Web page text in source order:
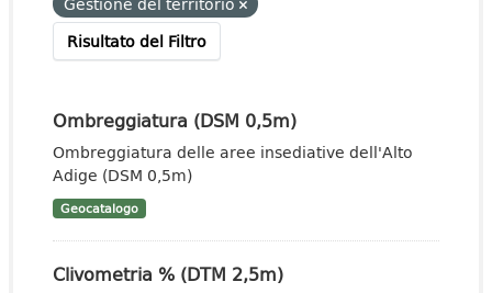
Risultato del Filtro
Ombreggiatura (DSM 0,5m)
Ombreggiatura delle aree insediative dell'Alto
Adige (DSM 0,5m)
Geocatalogo
Clivometria % (DTM 2,5m)